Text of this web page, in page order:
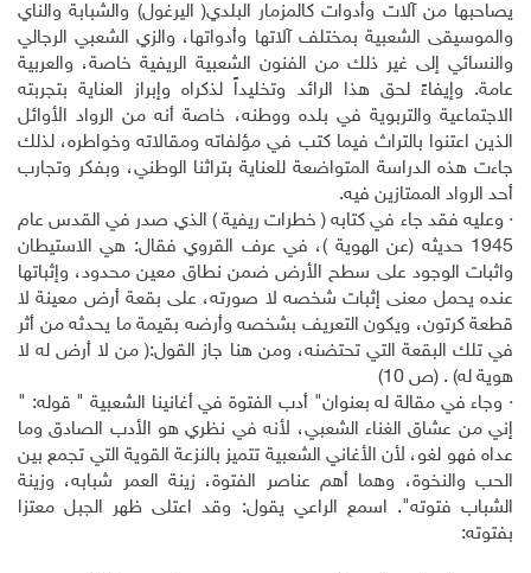
يصاحبها من آلات وأدوات كالمزمار البلدي( اليرغول) والشبابة والناي
والموسيقى الشعبية بمختلف آلاتها وأدواتها، والزي الشعبي الرجالي
والنسائي إلى غير ذلك من الفنون الشعبية الريفية خاصة، والعربية
عامة. وإيفاءً لحق هذا الرائد وتخليداً لذكراه وإبراز العناية بتجربته
الاجتماعية والتربوية في بلده ووطنه، خاصة أنه من الرواد الأوائل
الذين اعتنوا بالتراث فيما كتب في مؤلفاته ومقالاته وخواطره، لذلك
جاءت هذه الدراسة المتواضعة للعناية بتراثنا الوطني، وبفكر وتجارب
أحد الرواد الممتازين فيه.
· وعليه فقد جاء في كتابه ( خطرات ريفية ) الذي صدر في القدس عام
1945 حديثه (عن الهوية )، في عرف القروي فقال: هي الاستيطان
واثبات الوجود على سطح الأرض ضمن نطاق معين محدود، وإثباتها
عنده يحمل معنى إثبات شخصه لا صورته، على بقعة أرض معينة لا
قطعة كرتون، ويكون التعريف بشخصه وأرضه بقيمة ما يحدثه من أثر
في تلك البقعة التي تحتضنه، ومن هنا جاز القول:( من لا أرض له لا
هوية له) . (ص 10)
· وجاء في مقالة له بعنوان" أدب الفتوة في أغانينا الشعبية " قوله: "
إني من عشاق الغناء الشعبي، لأنه في نظري هو الأدب الصادق وما
عداه فهو لغو، لأن الأغاني الشعبية تتميز بالنزعة القوية التي تجمع بين
الحب والنخوة، وهما أهم عناصر الفتوة، زينة العمر شبابه، وزينة
الشباب فتوته". اسمع الراعي يقول: وقد اعتلى ظهر الجبل معتزا
بفتوته: